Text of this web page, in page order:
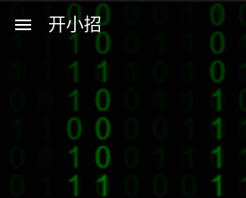
menu 开小招
近期文章
08月07日，农历六月廿五，星期五!
08月06日，农历六月廿四，星期四!